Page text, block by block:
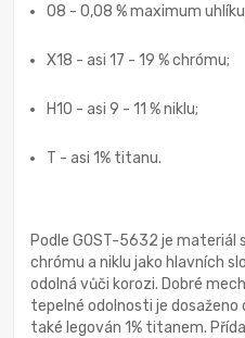
08 - 0,08 % maximum
X18 - asi 17 - 19 % chrómu;
H10 - asi 9 - 11 % niklu;
T - asi 1% titanu.
Podle GOST-5632 je materiál
chrómu a niklu jako hlavních
odolná vůči korozi. Dobré
tepelné odolnosti je dosaženo
také legován 1% titanem.